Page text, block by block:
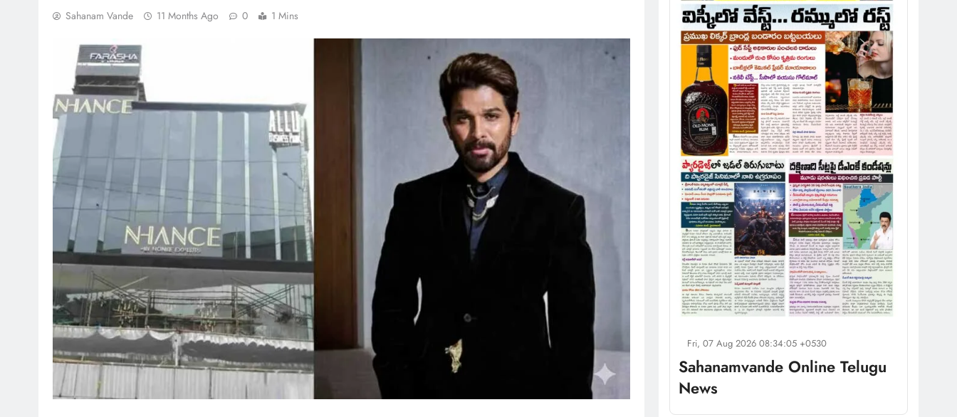
Sahanam Vande 11 Months Ago 0 1 Mins
Fri, 07 Aug 2026 08:34:05 +0530
Sahanamvande Online Telugu
News